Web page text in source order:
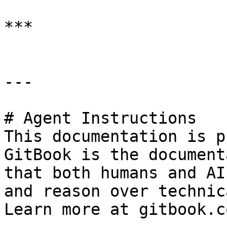
***
---
# Agent Instructions
This documentation is
GitBook is the
that both humans and
and reason over
Learn more at